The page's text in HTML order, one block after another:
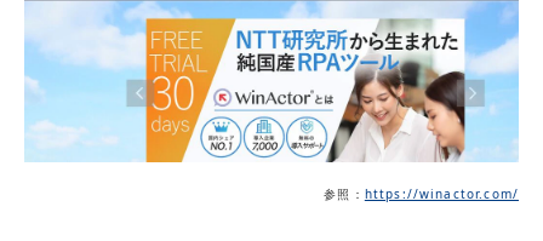
参照： https://winactor.com/